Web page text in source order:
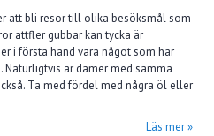
att bli resor till olika besöksmål som
attfler gubbar kan tycka är
i första hand vara något som har
är damer med samma
Ta med fördel med några öl eller
Läs mer